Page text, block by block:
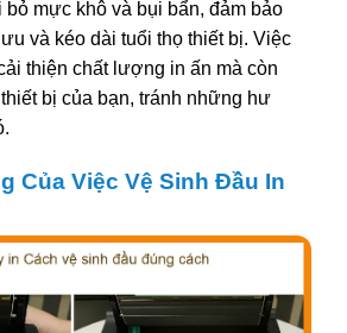
bỏ mực khô và bụi bẩn, đảm bảo
và kéo dài tuổi thọ thiết bị. Việc
thiện chất lượng in ấn mà còn
bị của bạn, tránh những hư
Của Việc Vệ Sinh Đầu In